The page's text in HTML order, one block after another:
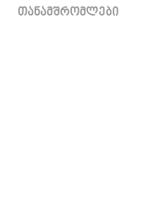
ᲗᲐᲜᲐᲛᲨᲠᲝᲛᲚᲔᲑᲘ